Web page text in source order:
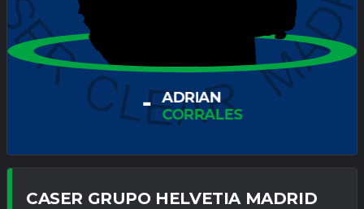
- ADRIAN
CORRALES
CASER GRUPO HELVETIA MADRID